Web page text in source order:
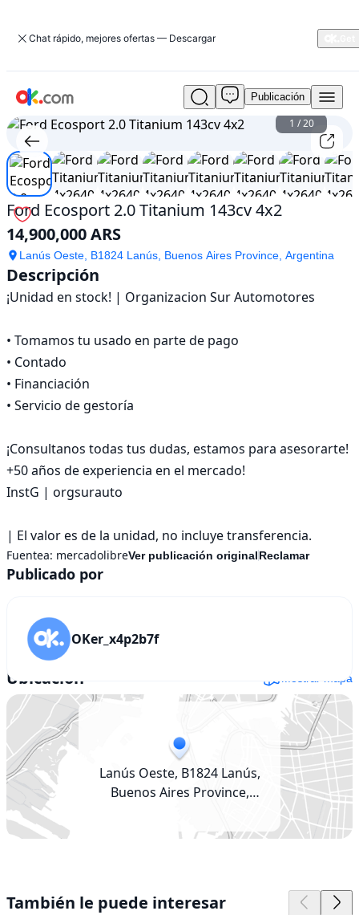
Chat rápido, mejores ofertas — Descargar
Usado
Ford
Ecosport
2.0
Titanium
143cv
4x2
En
venta
14,900,000
ARS
Publicación
1 /20
Ford Ecosport 2.0 Titanium 143cv 4x2
14,900,000 ARS
Lanús Oeste, B1824 Lanús, Buenos Aires Province, Argentina
Descripción
¡Unidad en stock! | Organizacion Sur Automotores
• Tomamos tu usado en parte de pago
• Contado
• Financiación
• Servicio de gestoría
¡Consultanos todas tus dudas, estamos para asesorarte!
+50 años de experiencia en el mercado!
InstG | orgsurauto
| El valor es de la unidad, no incluye transferencia.
Fuentea: mercadolibreVer publicación originalReclamar
Publicado por
OKer_x4p2b7f
Ubicación Mostrar mapa
Lanús Oeste, B1824 Lanús,
Buenos Aires Province,
También le puede interesar